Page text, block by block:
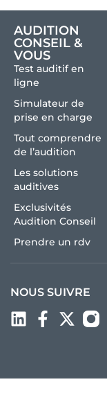
AUDITION
CONSEIL &
VOUS
Test auditif en
ligne
Simulateur de
prise en charge
Tout comprendre
de l’audition
Les solutions
auditives
Exclusivités
Audition Conseil
Prendre un rdv
NOUS SUIVRE